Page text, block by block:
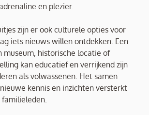
en plezier.
zijn er ook culturele opties voor
iets nieuws willen ontdekken. Een
museum, historische locatie of
kan educatief en verrijkend zijn
als volwassenen. Het samen
kennis en inzichten versterkt